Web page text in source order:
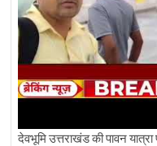
देवभूमि उत्तराखंड की पावन